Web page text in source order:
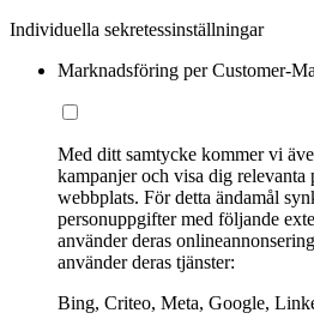
Individuella sekretessinställningar
Marknadsföring per Customer-
Med ditt samtycke kommer vi
kampanjer och visa dig
webbplats. För detta ändamål
personuppgifter med följande
använder deras
använder deras tjänster:
Bing, Criteo, Meta, Google,